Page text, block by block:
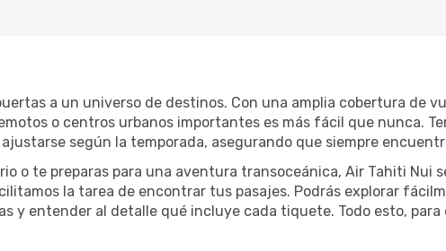
a un universo de destinos. Con una amplia cobertura de
o centros urbanos importantes es más fácil que nunca.
según la temporada, asegurando que siempre
o te preparas para una aventura transoceánica, Air Tahiti Nui
la tarea de encontrar tus pasajes. Podrás explorar
y entender al detalle qué incluye cada tiquete. Todo esto,